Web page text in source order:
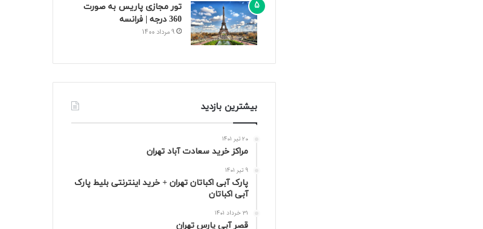
تور مجازی پاریس به صورت
360 درجه | فرانسه
9 مرداد 1400
بیشترین بازدید
20 تیر 1401
مراکز خرید سعادت‌ آباد تهران
9 تیر 1401
پارک آبی اکباتان تهران + خرید اینترنتی بلیط پارک
آبی اکباتان
31 خرداد 1401
قصر آبی پارس تهران